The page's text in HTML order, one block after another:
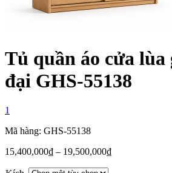
Tủ quần áo cửa lùa
đại GHS-55138
1
Mã hàng: GHS-55138
15,400,000₫ – 19,500,000₫